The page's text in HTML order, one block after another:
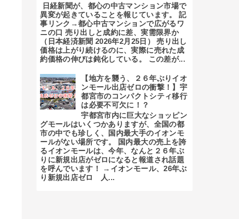
日経新聞が、都心の中古マンション市場で
異変が起きていることを報じています。 記
事リンク→都心中古マンションで広がるワ
ニの口 売り出しと成約に差、実需限界か
（日本経済新聞 2026年2月25日） 売り出し
価格は上がり続けるのに、実際に売れた成
約価格の伸びは鈍化している。 この差が...
【地方を襲う、２６年ぶりイオ
ンモール出店ゼロの衝撃！】宇
都宮市のコンパクトシティ移行
は必要不可欠に！？
宇都宮市内に巨大なショッピン
グモールはいくつかありますが、全国の都
市の中でも珍しく、国内最大手のイオンモ
ールがない場所です。 国内最大の売上を誇
るイオンモールは、今年、なんと２６年ぶ
りに新規出店がゼロになると報道され話題
を呼んでいます！ →イオンモール、26年ぶ
り新規出店ゼロ 人...